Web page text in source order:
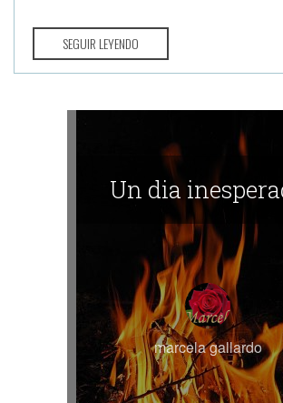
SEGUIR LEYENDO
Un dia
marcela gallardo